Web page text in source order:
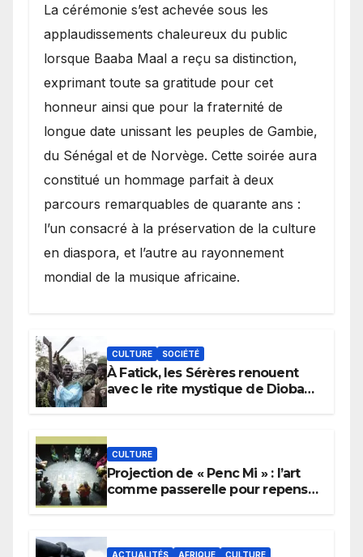
​La cérémonie s’est achevée sous les
applaudissements chaleureux du public
lorsque Baaba Maal a reçu sa distinction,
exprimant toute sa gratitude pour cet
honneur ainsi que pour la fraternité de
longue date unissant les peuples de Gambie,
du Sénégal et de Norvège. Cette soirée aura
constitué un hommage parfait à deux
parcours remarquables de quarante ans :
l’un consacré à la préservation de la culture
en diaspora, et l’autre au rayonnement
mondial de la musique africaine.
CULTURE SOCIÉTÉ
À Fatick, les Sérères renouent
avec le rite mystique de Diobaye
CULTURE
Projection de « Penc Mi » : l’art
comme passerelle pour repenser
ACTUALITÉS AFRIQUE CULTURE